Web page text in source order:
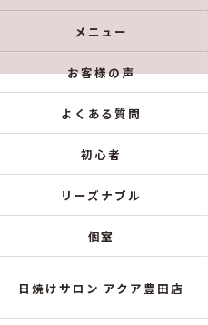
メニュー
お客様の声
よくある質問
初心者
リーズナブル
個室
日焼けサロン アクア豊田店